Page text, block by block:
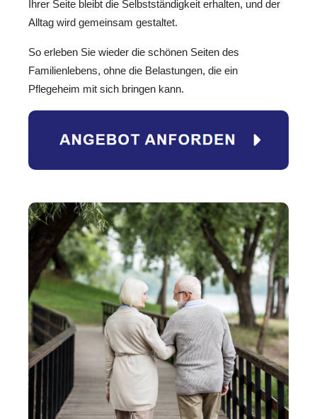
Ihrer Seite bleibt die Selbstständigkeit erhalten, und der
Alltag wird gemeinsam gestaltet.
So erleben Sie wieder die schönen Seiten des
Familienlebens, ohne die Belastungen, die ein
Pflegeheim mit sich bringen kann.